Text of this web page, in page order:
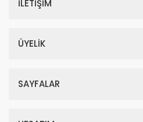
İLETİŞİM
ÜYELİK
SAYFALAR